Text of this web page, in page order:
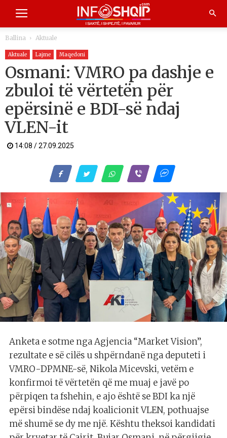
Ballina Aktuale
Aktuale Lajme Maqedoni
Osmani: VMRO pa dashje e
zbuloi të vërtetën për
epërsinë e BDI-së ndaj
VLEN-it
14:08 / 27.09.2025
Anketa e sotme nga Agjencia “Market Vision”,
rezultate e së cilës u shpërndanë nga deputeti i
VMRO-DPMNE-së, Nikola Micevski, vetëm e
konfirmoi të vërtetën që me muaj e javë po
përpiqen ta fshehin, e ajo është se BDI ka një
epërsi bindëse ndaj koalicionit VLEN, pothuajse
më shumë se dy me një. Kështu theksoi kandidati